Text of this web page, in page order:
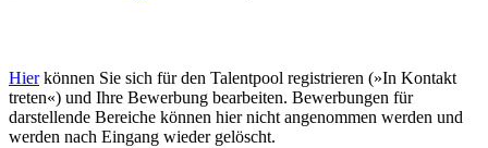
Hierkönnen Sie sich für den Talentpool registrieren (»In Kontakt
treten«) und Ihre Bewerbung bearbeiten. Bewerbungen für
darstellende Bereiche können hier nicht angenommen werden und
werden nach Eingang wieder gelöscht.